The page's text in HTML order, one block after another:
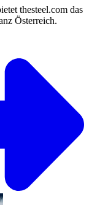
thesteel.com das
Österreich.